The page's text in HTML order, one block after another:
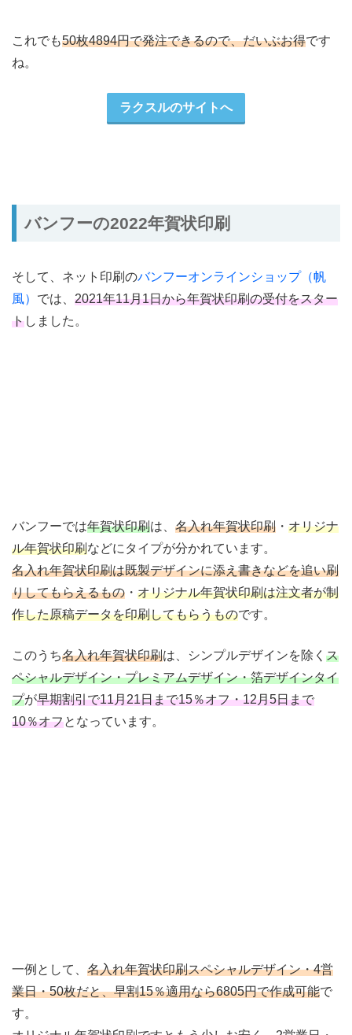
これでも50枚4894円で発注できるので、だいぶお得です
ね。
ラクスルのサイトへ
バンフーの2022年賀状印刷
そして、ネット印刷のバンフーオンラインショップ（帆
風） では、 2021年11月1日から年賀状印刷の受付をスター
トしました。
バンフーでは年賀状印刷は、 名入れ年賀状印刷 ・ オリジナ
ル年賀状印刷などにタイプが分かれています。
名入れ年賀状印刷は既製デザインに添え書きなどを追い刷
りしてもらえるもの ・ オリジナル年賀状印刷は注文者が制
作した原稿データを印刷してもらうものです。
このうち名入れ年賀状印刷は、シンプルデザインを除く ス
ペシャルデザイン・プレミアムデザイン・箔デザインタイ
プが早期割引で11月21日まで15％オフ・12月5日まで
10％オフとなっています。
一例として、 名入れ年賀状印刷スペシャルデザイン・4営
業日・50枚だと、早割15％適用なら6805円で作成可能で
す。